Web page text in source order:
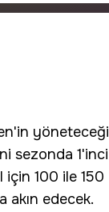
yöneteceği
sezonda 1'inci
100 ile 150
akın edecek.